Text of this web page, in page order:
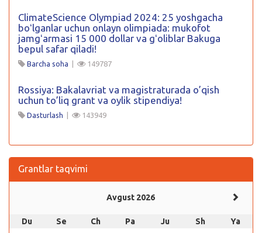
ClimateScience Olympiad 2024: 25 yoshgacha
boʻlganlar uchun onlayn olimpiada: mukofot
jamgʻarmasi 15 000 dollar va gʻoliblar Bakuga
bepul safar qiladi!
Barcha soha | 149787
Rossiya: Bakalavriat va magistraturada o’qish
uchun to’liq grant va oylik stipendiya!
Dasturlash | 143949
Grantlar taqvimi
Avgust 2026
Du Se Ch Pa Ju Sh
Ya